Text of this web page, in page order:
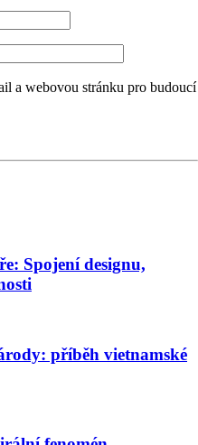
a webovou stránku pro budoucí
Spojení designu,
příběh vietnamské